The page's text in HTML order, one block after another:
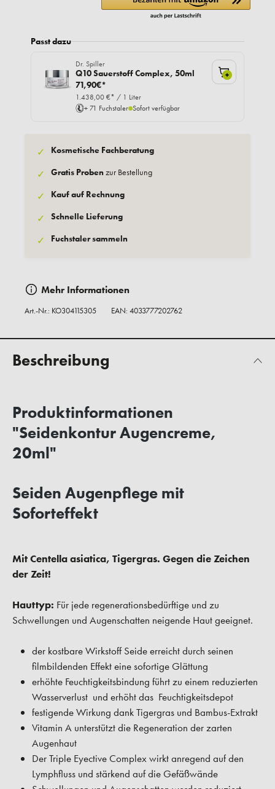
Passt dazu
Dr. Spiller
Q10 Sauerstoff Complex, 50ml
71,90€*
1.438,00 €* / 1 Liter
+ 71 Fuchstaler Sofort verfügbar
+
✓ Kosmetische Fachberatung
✓ Gratis Probenzur Bestellung
✓ Kauf auf Rechnung
✓ Schnelle Lieferung
✓ Fuchstaler sammeln
Mehr Informationen
Art.-Nr.: KO304115305 EAN: 4033777202762
Beschreibung
Produktinformationen
"Seidenkontur Augencreme,
20ml"
Seiden Augenpflege mit
Soforteffekt
Mit Centella asiatica, Tigergras. Gegen die Zeichen
der Zeit!
Hauttyp: Für jede regenerationsbedürftige und zu
Schwellungen und Augenschatten neigende Haut geeignet.
der kostbare Wirkstoff Seide erreicht durch seinen
filmbildenden Effekt eine sofortige Glättung
erhöhte Feuchtigkeitsbindung führt zu einem reduzierten
Wasserverlust und erhöht das Feuchtigkeitsdepot
festigende Wirkung dank Tigergras und Bambus-Extrakt
Vitamin A unterstützt die Regeneration der zarten
Augenhaut
Der Triple Eyective Complex wirkt anregend auf den
Lymphfluss und stärkend auf die Gefäßwände